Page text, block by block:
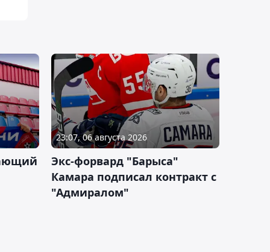
23:07, 06 августа 2026
Экс-форвард "Барыса"
Камара подписал контракт с
"Адмиралом"